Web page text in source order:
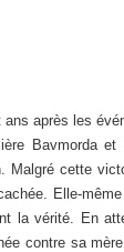
ans après les
Bavmorda et
Malgré cette
Elle-
la vérité. En
contre sa